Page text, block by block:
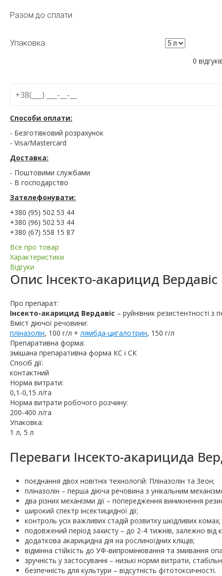
Разом до сплати
Упаковка
0
Способи оплати:
- Безготівковий розрахунок
- Visa/Mastercard
Доставка:
- Поштовими службами
- В господарство
Зателефонувати:
+380 (95) 502 53 44
+380 (96) 502 53 44
+380 (67) 558 15 87
Все про товар
Характеристики
Відгуки
Опис Інсекто-акарицид Вердавіс
Про препарат:
Інсекто-акарицид Вердавіс – руйнівник резистентності
Вміст діючої речовини:
пліназолін, 100 г/л + лямбда-цигалотрин, 150 г/л
Препаративна форма:
змішана препаративна форма КС і СК
Спосіб дії:
контактний
Норма витрати:
0,1-0,15 л/га
Норма витрати робочого розчину:
200-400 л/га
Упаковка:
1 л, 5 л
Переваги Інсекто-акарицида
поєднання двох новітніх технологій: Пліназолін та Зеон;
пліназолін – перша діюча речовина з унікальним
два різних механізми дії – попередження виникнення
широкий спектр інсектицидної дії;
контроль усіх важливих стадій розвитку шкідливих комах;
подовжений період захисту – до 2-4 тижнів, залежно від
додаткова акарицидна дія на рослиноїдних кліщів;
відмінна стійкість до УФ-випромінювання та змивання
зручність у застосуванні – низькі норми витрати,
безпечність для культури – відсутність фітотоксичності.